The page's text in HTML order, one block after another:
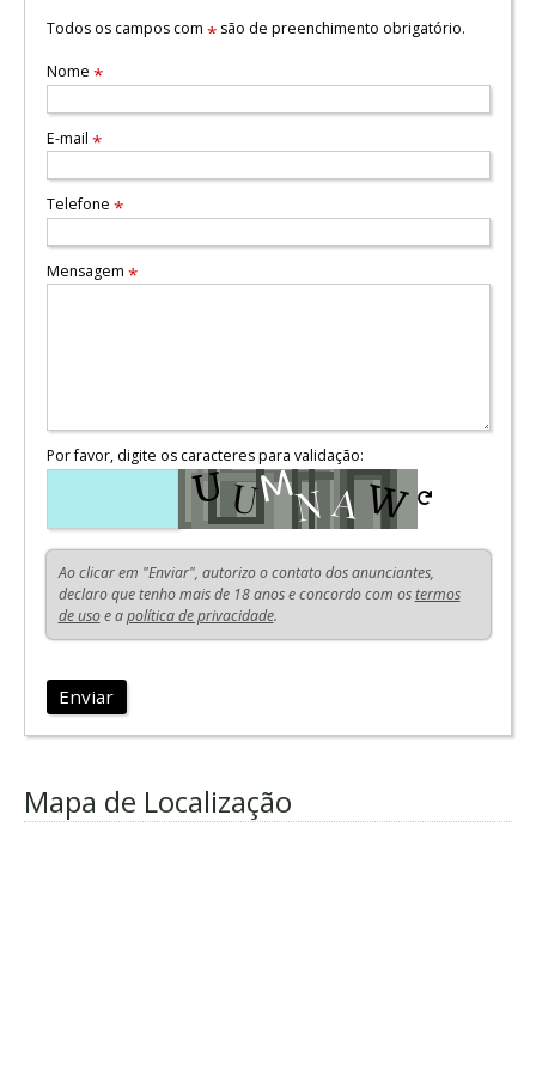
Todos os campos com *são de preenchimento obrigatório.
Nome *
E-mail *
Telefone *
Mensagem *
Por favor, digite os caracteres para validação:
Ao clicar em "Enviar", autorizo o contato dos anunciantes,
declaro que tenho mais de 18 anos e concordo com ostermos
de usoe apolítica de privacidade.
Enviar
Mapa de Localização